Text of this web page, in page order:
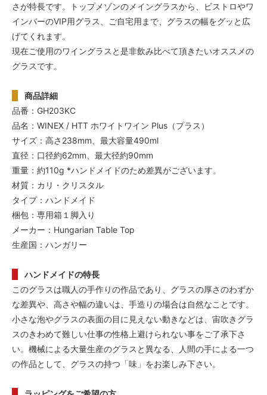
さが特長です。トップメゾンのメイングラスから、ビストロやワ
インバーのVIP用グラス、ご自宅用まで、グラスの幅をグッと広
げてくれます。
現在ご使用のワイングラスと是非飲み比べて頂きたいオススメの
グラスです。
商品詳細
品番：GH203KC
品名：WINEX / HTT ホワイトワイン Plus（プラス）
サイズ：高さ238mm、最大容量490ml
直径：口径約62mm、最大径約90mm
重量：約110g *ハンドメイドのため差異がございます。
材質：カリ・クリスタル
タイプ：ハンドメイド
梱包：専用箱１脚入り
メーカー：Hungarian Table Top
生産国：ハンガリー
ハンドメイドの特長
このグラスは職人の手作りの作品であり、グラスの厚さのわずか
な差異や、高さや幅の違いは、手造りの場合は自然なことです。
小さな泡やグラスの表面の目に見えない動きなどは、宙吹きグラ
スのきわめて難しい仕事の性格上避けられない事をご了承下さ
い。機械による大量生産のグラスと異なる、人間の手による一つ
の作品として、グラスの持つ「味」をお楽しみ下さい。